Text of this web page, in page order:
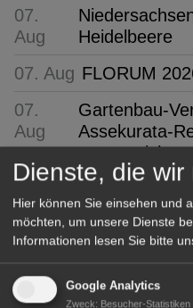
07.
Aug
Heidelbeere
07. Aug FLORUM
07.
Aug
Gartenbau-
Assekurata-
ausgezeichnet
SYLVA:
GABOT Top-Jobs
Dienste, die
Hier können Sie einsehen und
möchten, um unsere Dienste
Informationen lesen Sie bitte
Google Analytics
Zweck: Besucher-Statistiken